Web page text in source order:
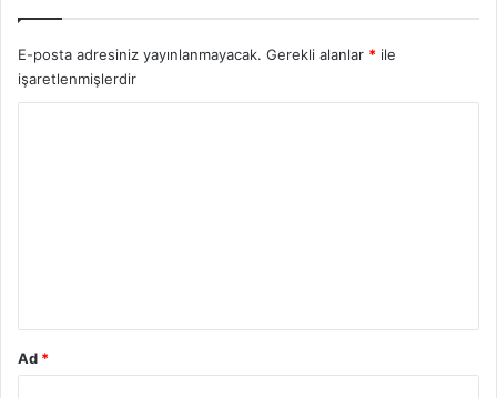
E-posta adresiniz yayınlanmayacak. Gerekli alanlar * ile
işaretlenmişlerdir
Ad *